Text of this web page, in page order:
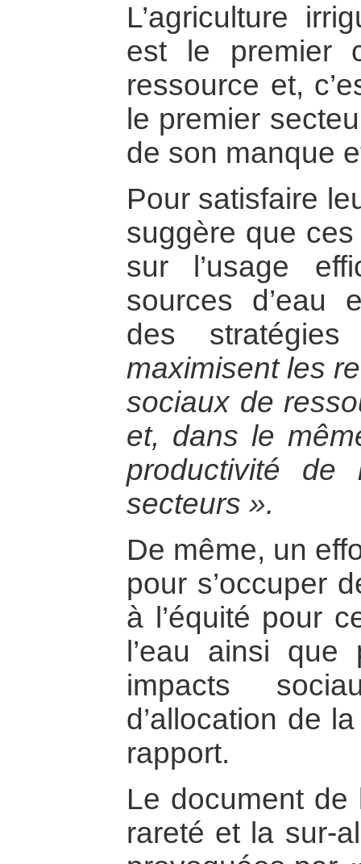
L’agriculture
est le premier
ressource et,
le premier
de son manque
Pour satisfaire
suggère que ces
sur l’usage
sources d’eau
des
maximisent les
sociaux de
et, dans le
productivité de
secteurs ».
De même, un
pour s’occuper
à l’équité pour
l’eau ainsi
impacts
d’allocation de
rapport.
Le document de
rareté et la sur-